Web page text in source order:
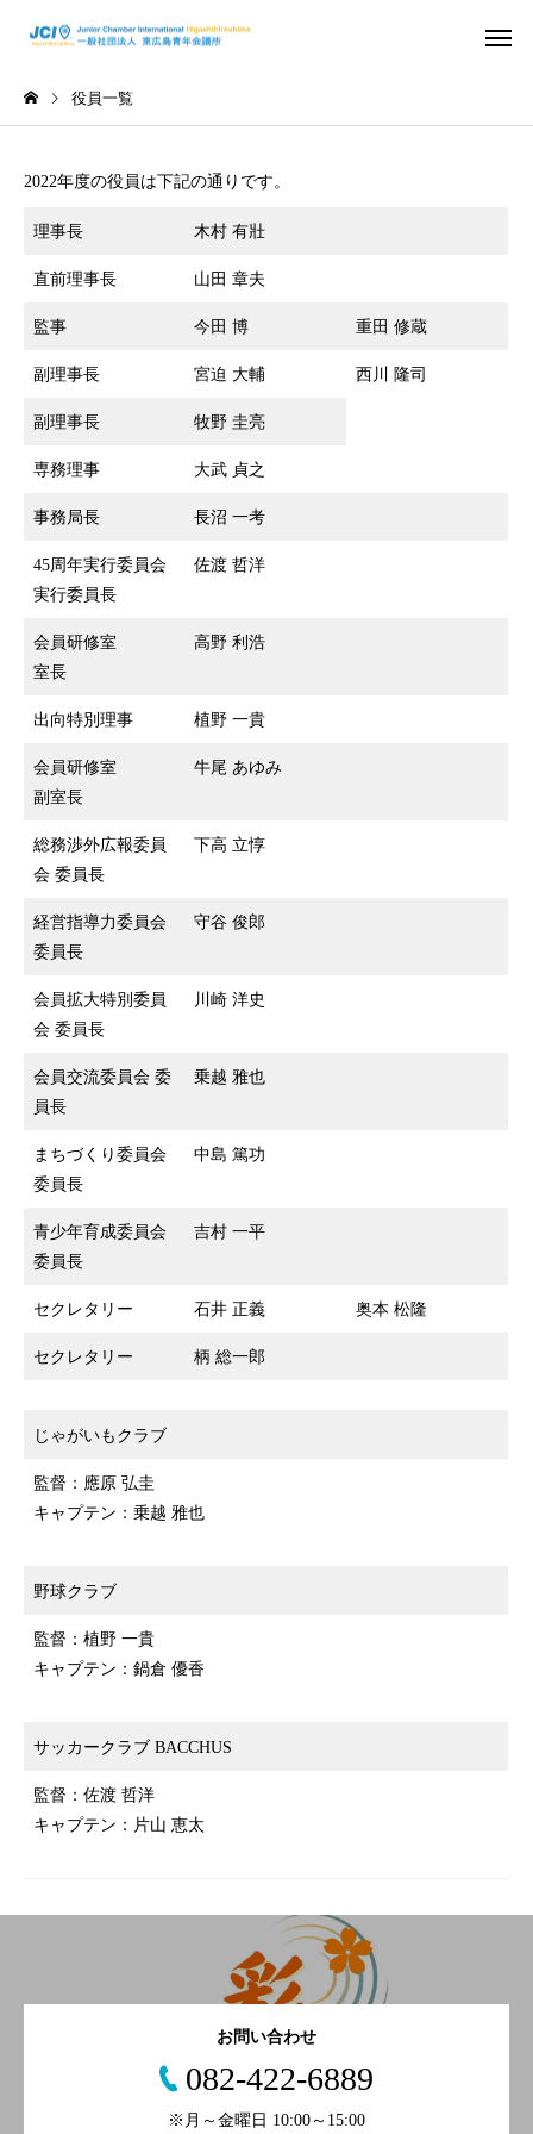
活動スケジュール
信条・使命・目標
2026年度 4月例会 開催 2026年度 3月例会 開
役員一覧
2022年度の役員は下記の通りです。
理事長 木村 有壯
直前理事長 山田 章夫
監事 今田 博 重田 修蔵
副理事長 宮迫 大輔 西川 隆司
副理事長 牧野 圭亮
専務理事 大武 貞之
事務局長 長沼 一考
45周年実行委員会
実行委員長
佐渡 哲洋
会員研修室
室長
高野 利浩
出向特別理事 植野 一貴
会員研修室
副室長
牛尾 あゆみ
総務渉外広報委員
会 委員長
下高 立惇
経営指導力委員会
委員長
守谷 俊郎
会員拡大特別委員
会 委員長
川崎 洋史
会員交流委員会 委
員長
乗越 雅也
まちづくり委員会
委員長
中島 篤功
青少年育成委員会
委員長
吉村 一平
セクレタリー 石井 正義 奥本 松隆
セクレタリー 柄 総一郎
じゃがいもクラブ
監督：應原 弘圭
キャプテン：乗越 雅也
野球クラブ
監督：植野 一貴
キャプテン：鍋倉 優香
サッカークラブ BACCHUS
監督：佐渡 哲洋
キャプテン：片山 恵太
お問い合わせ
082-422-6889
※月～金曜日 10:00～15:00